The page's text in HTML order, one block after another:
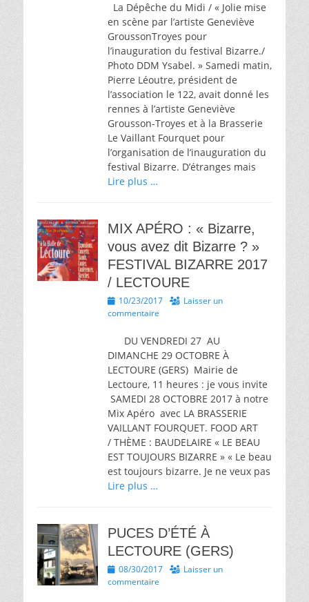
La Dépêche du Midi / « Jolie mise
en scène par l’artiste Geneviève
Grousson­Troyes pour
l’inauguration du festival Bizarre./
Photo DDM Ysabel. » Samedi matin,
Pierre Léoutre, président de
l’association le 122, avait donné les
rennes à l’artiste Geneviève
Grousson­-Troyes et à la Brasserie
Le Vaillant Fourquet pour
l’organisation de l’inauguration du
festival Bizarre. D’étranges mais
Lire plus …
MIX APÉRO : « Bizarre,
vous avez dit Bizarre ? »
FESTIVAL BIZARRE 2017
/ LECTOURE
Posted
on
10/23/2017
Laisser un
commentaire
DU VENDREDI 27 AU
DIMANCHE 29 OCTOBRE À
LECTOURE (GERS) Mairie de
Lectoure, 11 heures : je vous invite
SAMEDI 28 OCTOBRE 2017 à notre
Mix Apéro avec LA BRASSERIE
VAILLANT FOURQUET. FOOD ART
/ THÈME : BAUDELAIRE « LE BEAU
EST TOUJOURS BIZARRE » « Le beau
est toujours bizarre. Je ne veux pas
Lire plus …
PUCES D’ÉTÉ À
LECTOURE (GERS)
Posted
on
08/30/2017
Laisser un
commentaire